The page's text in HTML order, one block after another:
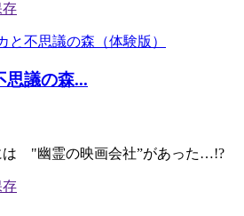
思議の森...
は "幽霊の映画会社”があった…!?